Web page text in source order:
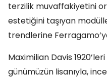
terzilik muvaffakiyetini
estetiğini taşıyan
trendlerine
Maximilian Davis
günümüzün lisanıyla,